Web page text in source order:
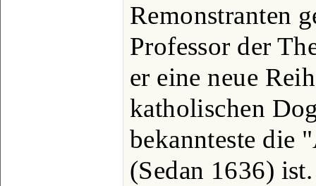
Remonstranten
Professor der
er eine neue
katholischen
bekannteste die
(Sedan 1636)